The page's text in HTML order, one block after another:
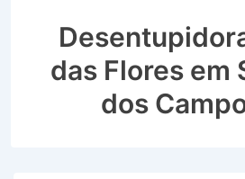
das Flores em
dos